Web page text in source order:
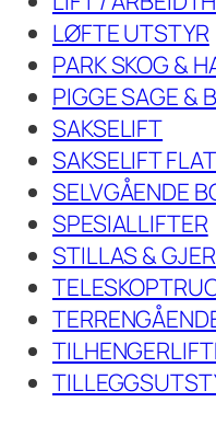
LØFTE UTSTYR
PARK SKOG &
PIGGE SAGE &
SAKSELIFT
SAKSELIFT
SELVGÅENDE
SPESIALLIFTER
STILLAS &